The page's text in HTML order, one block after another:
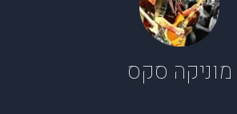
מוניקה סקס